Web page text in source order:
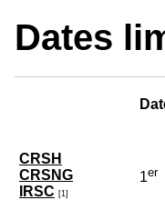
Dates
CRSH
CRSNG
IRSC [1]
1er